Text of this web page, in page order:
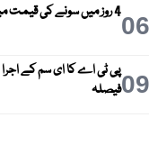
064 روز میں سونے کی قیمت میں بڑا اضافہ
09پی ٹی اے کا ای سم کے اجرا
فیصلہ